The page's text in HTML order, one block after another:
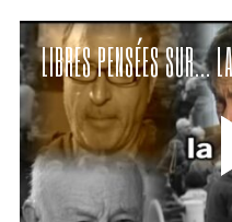
LIBRES PENSÉES SUR…